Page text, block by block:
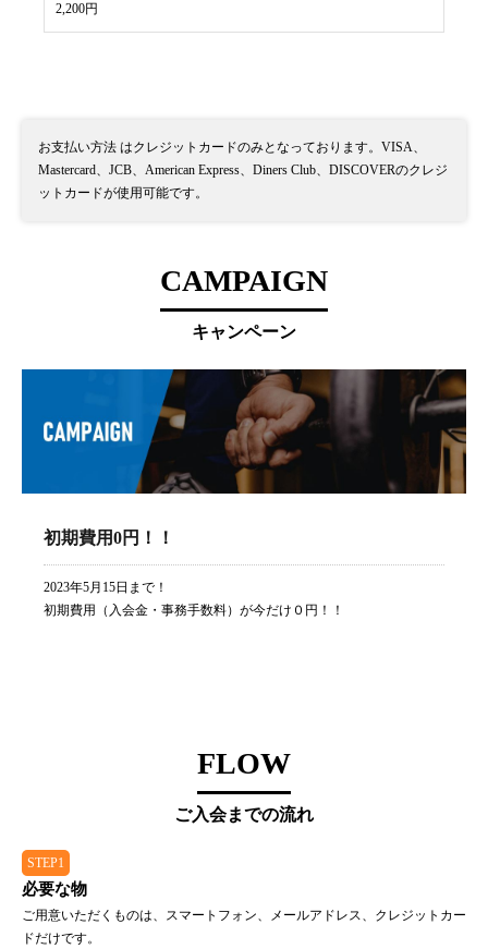
2,200円
お支払い方法 はクレジットカードのみとなっております。VISA、
Mastercard、JCB、American Express、Diners Club、DISCOVERのクレジ
ットカードが使用可能です。
CAMPAIGN
キャンペーン
初期費用0円！！
2023年5月15日まで！
初期費用（入会金・事務手数料）が今だけ０円！！
FLOW
ご入会までの流れ
STEP1
必要な物
ご用意いただくものは、スマートフォン、メールアドレス、クレジットカー
ドだけです。